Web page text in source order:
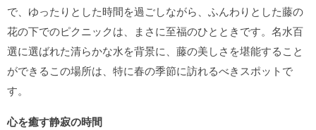
で、ゆったりとした時間を過ごしながら、ふんわりとした藤の
花の下でのピクニックは、まさに至福のひとときです。名水百
選に選ばれた清らかな水を背景に、藤の美しさを堪能すること
ができるこの場所は、特に春の季節に訪れるべきスポットで
す。
心を癒す静寂の時間